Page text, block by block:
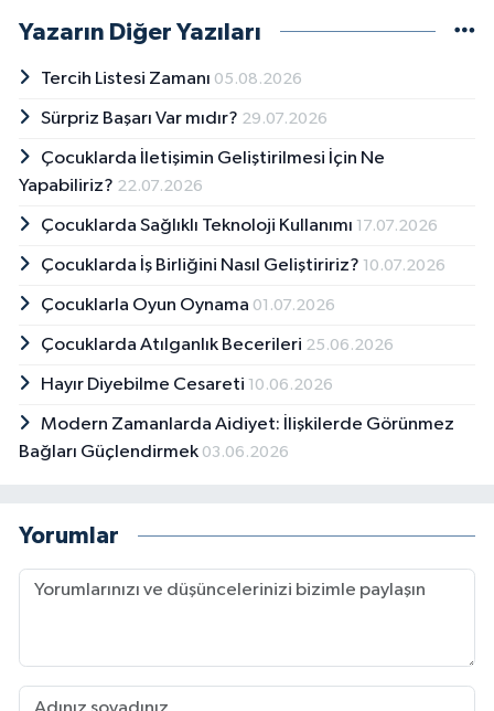
Yazarın Diğer Yazıları
Tercih Listesi Zamanı 05.08.2026
Sürpriz Başarı Var mıdır? 29.07.2026
Çocuklarda İletişimin Geliştirilmesi İçin Ne
Yapabiliriz? 22.07.2026
Çocuklarda Sağlıklı Teknoloji Kullanımı 17.07.2026
Çocuklarda İş Birliğini Nasıl Geliştiririz? 10.07.2026
Çocuklarla Oyun Oynama 01.07.2026
Çocuklarda Atılganlık Becerileri 25.06.2026
Hayır Diyebilme Cesareti 10.06.2026
Modern Zamanlarda Aidiyet: İlişkilerde Görünmez
Bağları Güçlendirmek 03.06.2026
Yorumlar